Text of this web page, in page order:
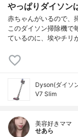
やっぱりダイソン
赤ちゃんがいるので、
このダイソン掃除機で
ているのに、埃やチリ
Dyson(ダイソ
V7 Slim
美容好きママ
せあら